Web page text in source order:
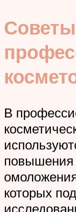
Советы
В
повышения
которых